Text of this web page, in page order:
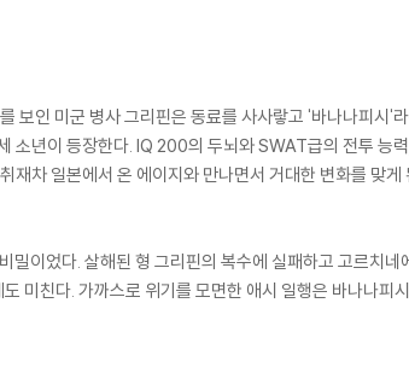
인 미군 병사 그리핀은 동료를 사사랗고 '바나나피시'
년이 등장한다. IQ 200의 두뇌와 SWAT급의 전투 능
재차 일본에서 온 에이지와 만나면서 거대한 변화를 맞게
이었다. 살해된 형 그리핀의 복수에 실패하고 고르치네
미친다. 가까스로 위기를 모면한 애시 일행은 바나나피